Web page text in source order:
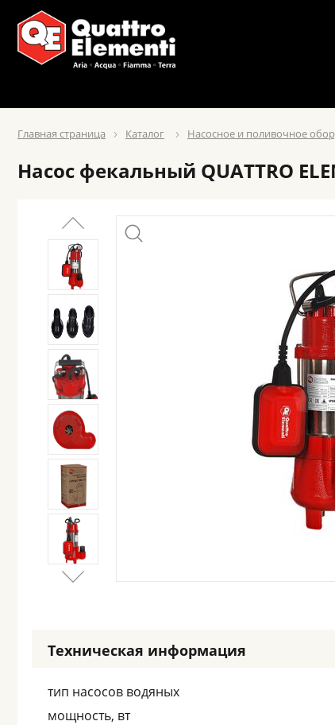
Главная страница Каталог Насосное и поливочное
Насос фекальный QUATTRO
Техническая информация
тип насосов водяных
мощность, вт